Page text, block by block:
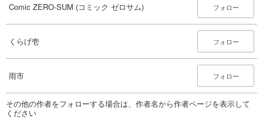
509 円 (税込)
カート
試し読み
カート
Comic ZERO-SUM (コミック ゼロサム) フォロー
くらげ壱 フォロー
雨市 フォロー
その他の作者をフォローする場合は、作者名から作者ページを表示して
ください